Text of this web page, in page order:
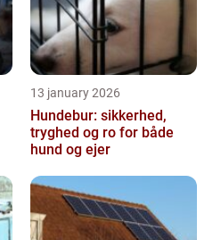
13 january 2026
Hundebur: sikkerhed,
tryghed og ro for både
hund og ejer